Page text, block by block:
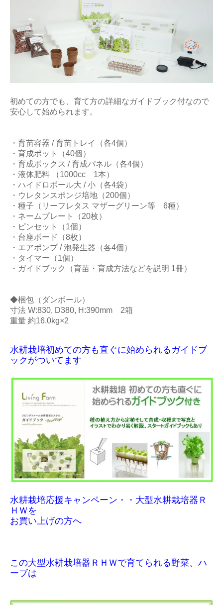
初めての方でも、育て方の詳細なガイドブック付なので
安心して始められます。
・育苗容器 / 育苗トレイ（各4個）
・育成ポット（40個）
・育成ボックス / 育成パネル（各4個）
・液体肥料 （1000cc 1本）
・ハイドロボール大 / 小（各4袋）
・ウレタンスポンジ培地（200個）
・種子（リーフレタス マザーグリーン等 6種）
・ネームプレート（20枚）
・ピンセット（1個）
・台座ボード（8枚）
・エアポンプ / 泡発生器（各4個）
・タイマー（1個）
・ガイドブック（育苗・育成方法などを説明 1冊）
◆梱包（ダンボール）
寸法 W:830, D380, H:390mm 2箱
重量 約16.0kg×2
水耕栽培初めての方も直ぐに始められるガイドブ
ックがついてます
水耕栽培応援キャンペーン・・大型水耕栽培器Ｒ
ＨＷを
お買い上げの方へ
この大型水耕栽培器ＲＨＷで育てられる野菜、ハ
ーブは